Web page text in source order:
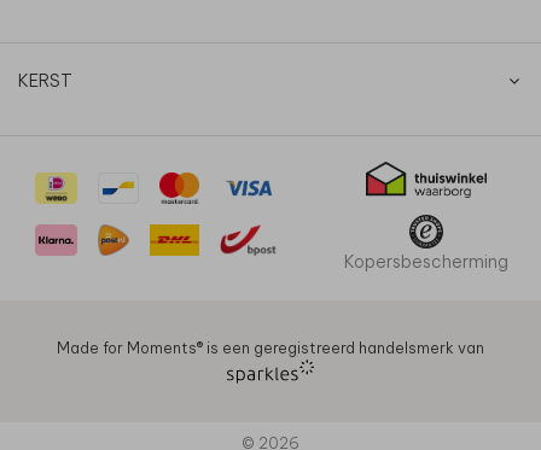
KERST
Kopersbescherming
Made for Moments®️ is een geregistreerd handelsmerk van
© 2026